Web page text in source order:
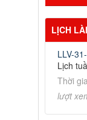
LỊCH
LLV-
Lịch
Thời
lượt